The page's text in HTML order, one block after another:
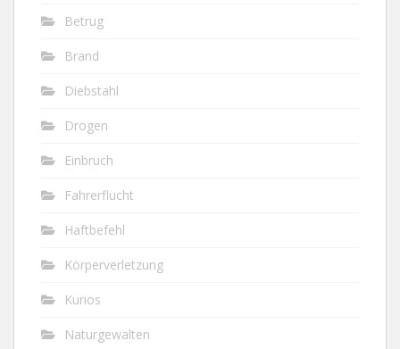
Betrug
Brand
Diebstahl
Drogen
Einbruch
Fahrerflucht
Haftbefehl
Körperverletzung
Kurios
Naturgewalten